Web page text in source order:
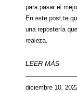
para pasar el
En este post te
una repostería
realeza.
LEER MÁS
diciembre 10,